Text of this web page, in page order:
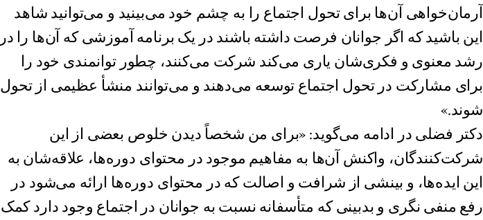
آرمان‌خواهی آن‌ها برای تحول اجتماع را به چشم خود می‌بینید و می‌توانید شاهد
این باشید که اگر جوانان فرصت داشته باشند در یک برنامه آموزشی که آن‌ها را در
رشد معنوی و فکری‌شان یاری می‌کند شرکت می‌کنند، چطور توانمندی خود را
برای مشارکت در تحول اجتماع توسعه می‌دهند و می‌توانند منشأ عظیمی از تحول
شوند.»
دکتر فضلی در ادامه می‌گوید: «برای من شخصاً دیدن خلوص بعضی از این
شرکت‌کنندگان، واکنش آن‌ها به مفاهیم موجود در محتوای دوره‌ها، علاقه‌‌شان به
این ایده‌ها، و بینشی از شرافت و اصالت که در محتوای دوره‌ها ارائه می‌شود در
رفع منفی نگری و بدبینی که متأسفانه نسبت به جوانان در اجتماع وجود دارد کمک